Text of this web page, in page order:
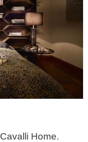
Cavalli Home.